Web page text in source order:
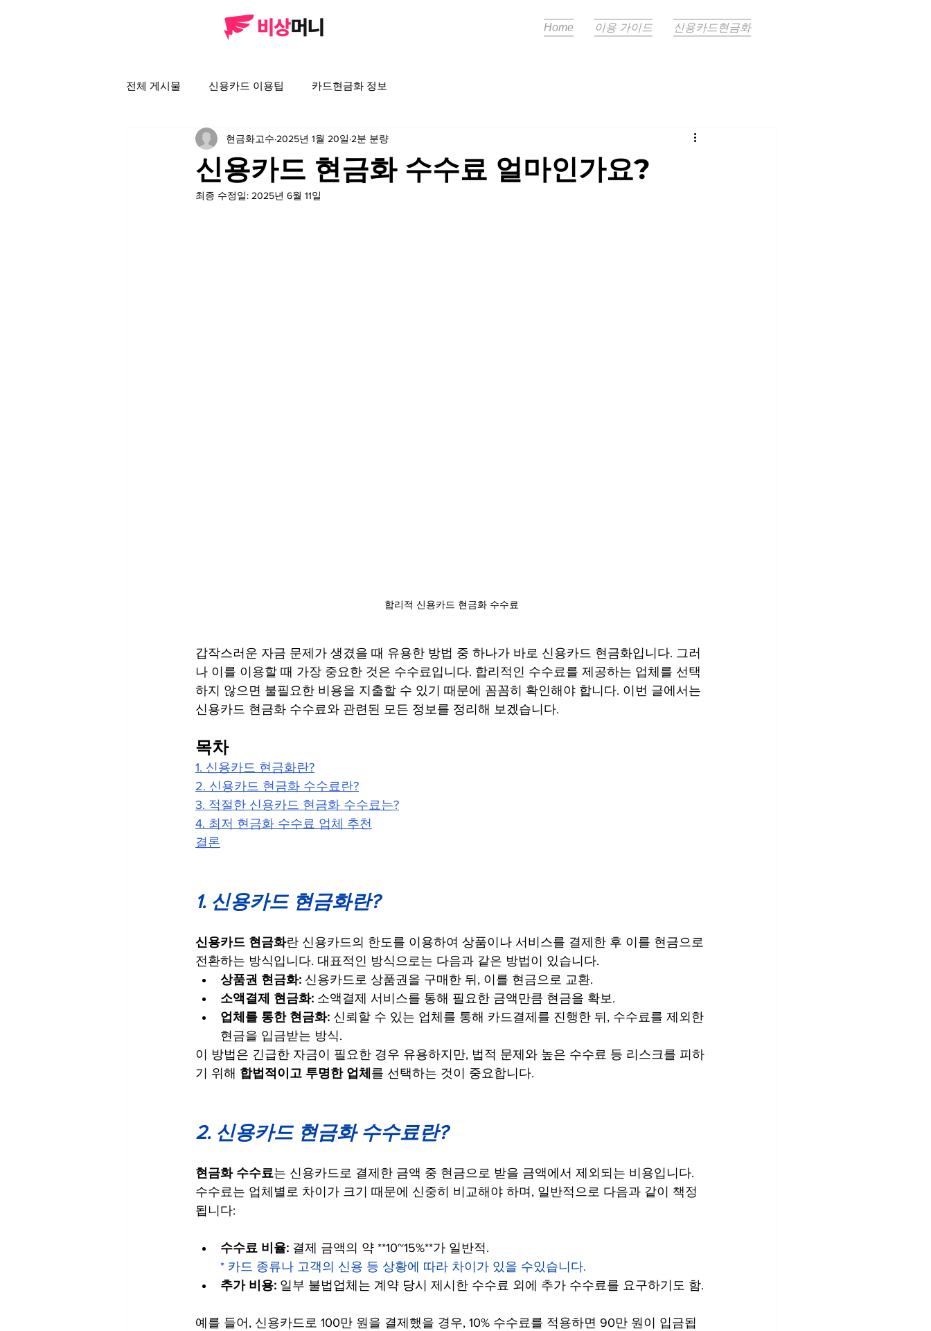
Home 이용 가이드 신용카드현금화
전체 게시물 신용카드 이용팁 카드현금화 정보
신용카드 현금화 수수료 얼마인가요?
현금화고수 2025년 1월 20일 2분 분량
최종 수정일: 2025년 6월 11일
합리적 신용카드 현금화 수수료
갑작스러운 자금 문제가 생겼을 때 유용한 방법 중 하나가 바로 신용카드 현금화입니다. 그러
나 이를 이용할 때 가장 중요한 것은 수수료입니다. 합리적인 수수료를 제공하는 업체를 선택
하지 않으면 불필요한 비용을 지출할 수 있기 때문에 꼼꼼히 확인해야 합니다. 이번 글에서는
신용카드 현금화 수수료와 관련된 모든 정보를 정리해 보겠습니다.
목차
1. 신용카드 현금화란?
2. 신용카드 현금화 수수료란?
3. 적절한 신용카드 현금화 수수료는?
4. 최저 현금화 수수료 업체 추천
결론
1. 신용카드 현금화란?
신용카드 현금화란 신용카드의 한도를 이용하여 상품이나 서비스를 결제한 후 이를 현금으로
전환하는 방식입니다. 대표적인 방식으로는 다음과 같은 방법이 있습니다.
상품권 현금화: 신용카드로 상품권을 구매한 뒤, 이를 현금으로 교환.
소액결제 현금화: 소액결제 서비스를 통해 필요한 금액만큼 현금을 확보.
업체를 통한 현금화: 신뢰할 수 있는 업체를 통해 카드결제를 진행한 뒤, 수수료를 제외한
현금을 입금받는 방식.
이 방법은 긴급한 자금이 필요한 경우 유용하지만, 법적 문제와 높은 수수료 등 리스크를 피하
기 위해 합법적이고 투명한 업체 를 선택하는 것이 중요합니다.
2. 신용카드 현금화 수수료란?
현금화 수수료는 신용카드로 결제한 금액 중 현금으로 받을 금액에서 제외되는 비용입니다.
수수료는 업체별로 차이가 크기 때문에 신중히 비교해야 하며, 일반적으로 다음과 같이 책정
됩니다:
수수료 비율: 결제 금액의 약 **10~15%**가 일반적.
* 카드 종류나 고객의 신용 등 상황에 따라 차이가 있을 수있습니다.
추가 비용: 일부 불법업체는 계약 당시 제시한 수수료 외에 추가 수수료를 요구하기도 함.
예를 들어, 신용카드로 100만 원을 결제했을 경우, 10% 수수료를 적용하면 90만 원이 입금됩